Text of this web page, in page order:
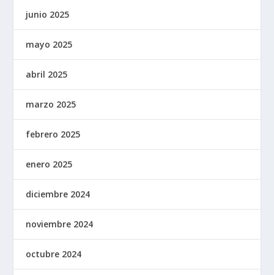
junio 2025
mayo 2025
abril 2025
marzo 2025
febrero 2025
enero 2025
diciembre 2024
noviembre 2024
octubre 2024